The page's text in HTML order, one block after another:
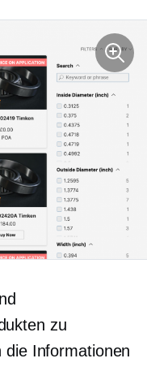
zu
Informationen